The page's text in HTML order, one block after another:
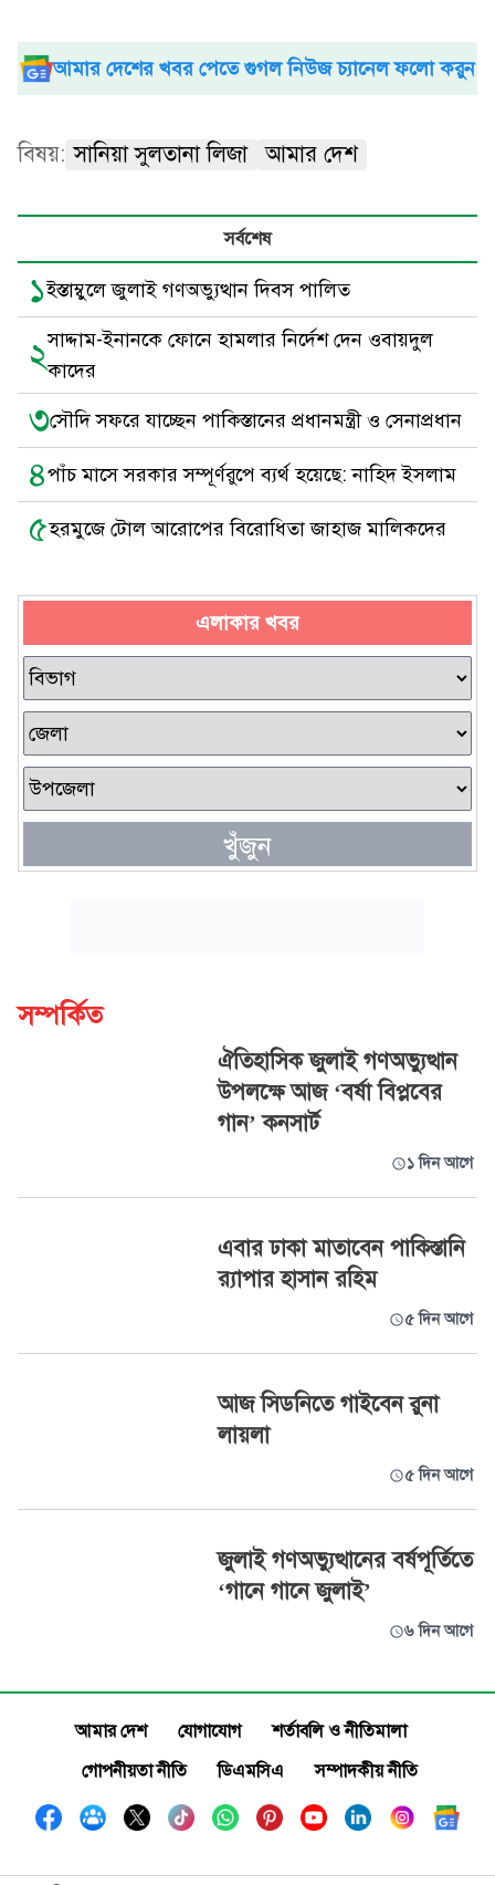
আমার দেশের খবর পেতে গুগল নিউজ চ্যানেল ফলো করুন
বিষয়: সানিয়া সুলতানা লিজা আমার দেশ
সর্বশেষ
১ইস্তাম্বুলে জুলাই গণঅভ্যুত্থান দিবস পালিত
২সাদ্দাম-ইনানকে ফোনে হামলার নির্দেশ দেন ওবায়দুল
কাদের
৩সৌদি সফরে যাচ্ছেন পাকিস্তানের প্রধানমন্ত্রী ও সেনাপ্রধান
৪পাঁচ মাসে সরকার সম্পূর্ণরুপে ব্যর্থ হয়েছে: নাহিদ ইসলাম
৫হরমুজে টোল আরোপের বিরোধিতা জাহাজ মালিকদের
এলাকার খবর
খুঁজুন
সম্পর্কিত
ঐতিহাসিক জুলাই গণঅভ্যুত্থান
উপলক্ষে আজ ‘বর্ষা বিপ্লবের
গান’ কনসার্ট
১ দিন আগে
এবার ঢাকা মাতাবেন পাকিস্তানি
র‍্যাপার হাসান রহিম
৫ দিন আগে
আজ সিডনিতে গাইবেন রুনা
লায়লা
৫ দিন আগে
জুলাই গণঅভ্যুত্থানের বর্ষপূর্তিতে
‘গানে গানে জুলাই’
৬ দিন আগে
আমার দেশ যোগাযোগ
শর্তাবলি ও নীতিমালা
গোপনীয়তা নীতি
ডিএমসিএ সম্পাদকীয় নীতি